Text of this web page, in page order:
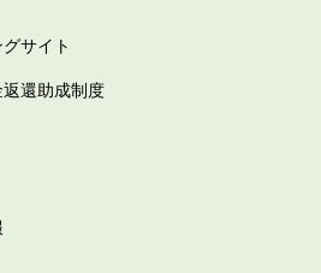
サイト
還助成制度